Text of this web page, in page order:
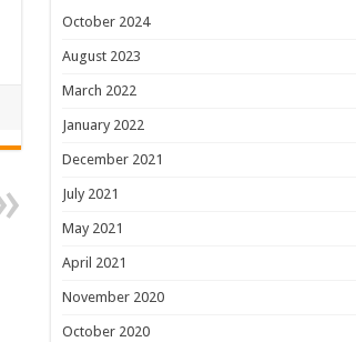
October 2024
August 2023
March 2022
January 2022
December 2021
July 2021
May 2021
April 2021
November 2020
October 2020